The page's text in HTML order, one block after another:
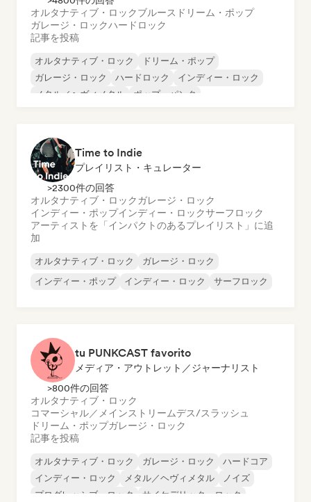
オルタナティブ・ロックブルース ドリーム・ポップ
ガレージ・ロックハードロック
記事を投稿
オルタナティブ・ロック
ドリーム・ポップ
ガレージ・ロック
ハードロック
インディー・ロック
メタル／ヘヴィメタル
ポップ・パンク
Time to Indie
プレイリスト・キュレーター
>2300件の回答
オルタナティブ・ロックガレージ・ロック
インディー・ポップインディー・ロックサーフロック
アーティストを「インパクトのあるプレイリスト」に追
加
オルタナティブ・ロック
ガレージ・ロック
インディー・ポップ
インディー・ロック サーフロック
tu PUNKCAST favorito
メディア・アウトレット／ジャーナリスト
>800件の回答
オルタナティブ・ロック
コマーシャル／メインストリームデス/スラッシュ
ドリーム・ポップガレージ・ロック
記事を投稿
オルタナティブ・ロック ガレージ・ロック
ハードコア
インディー・ロック
メタル／ヘヴィメタル
ノイズ
プログレッシブ・ロック
サイケデリック・ロック